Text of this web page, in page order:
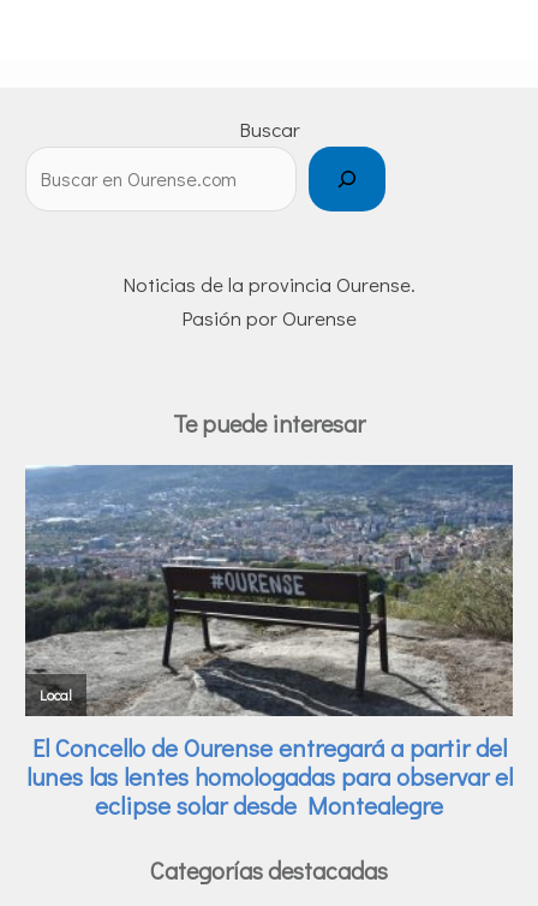
Buscar
Noticias de la provincia Ourense.
Pasión por Ourense
Te puede interesar
Categorías destacadas